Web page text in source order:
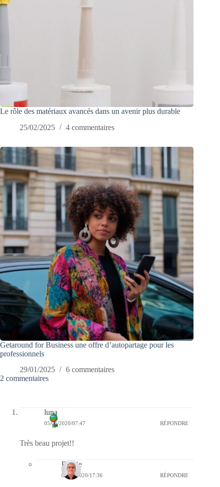
Le rôle des matériaux avancés dans un avenir plus durable
25/02/2025
4 commentaires
Getaround for Business une offre d’autopartage pour les
professionnels
29/01/2025
6 commentaires
2 commentaires
luna
05/06/2020/07:47 RÉPONDRE
Très beau projet!!
Bernie
05/06/2020/17:36 RÉPONDRE